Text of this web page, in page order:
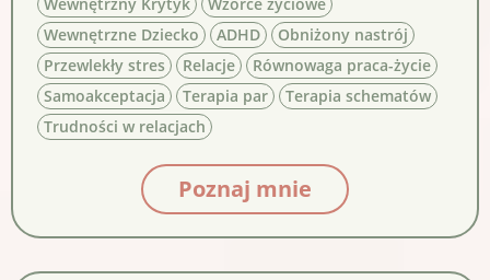
Wewnętrzne Dziecko
ADHD
Obniżony nastrój
Przewlekły stres
Relacje
Równowaga praca-życie
Samoakceptacja
Terapia par
Terapia schematów
Trudności w relacjach
Poznaj mnie